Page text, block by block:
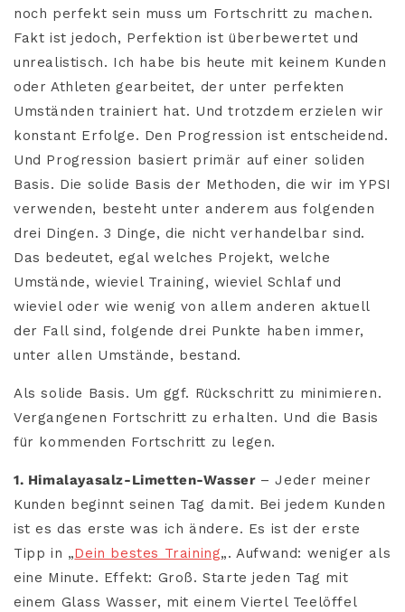
noch perfekt sein muss um Fortschritt zu machen.
Fakt ist jedoch, Perfektion ist überbewertet und
unrealistisch. Ich habe bis heute mit keinem Kunden
oder Athleten gearbeitet, der unter perfekten
Umständen trainiert hat. Und trotzdem erzielen wir
konstant Erfolge. Den Progression ist entscheidend.
Und Progression basiert primär auf einer soliden
Basis. Die solide Basis der Methoden, die wir im YPSI
verwenden, besteht unter anderem aus folgenden
drei Dingen. 3 Dinge, die nicht verhandelbar sind.
Das bedeutet, egal welches Projekt, welche
Umstände, wieviel Training, wieviel Schlaf und
wieviel oder wie wenig von allem anderen aktuell
der Fall sind, folgende drei Punkte haben immer,
unter allen Umstände, bestand.
Als solide Basis. Um ggf. Rückschritt zu minimieren.
Vergangenen Fortschritt zu erhalten. Und die Basis
für kommenden Fortschritt zu legen.
1. Himalayasalz-Limetten-Wasser– Jeder meiner
Kunden beginnt seinen Tag damit. Bei jedem Kunden
ist es das erste was ich ändere. Es ist der erste
Tipp in „Dein bestes Training„. Aufwand: weniger als
eine Minute. Effekt: Groß. Starte jeden Tag mit
einem Glass Wasser, mit einem Viertel Teelöffel